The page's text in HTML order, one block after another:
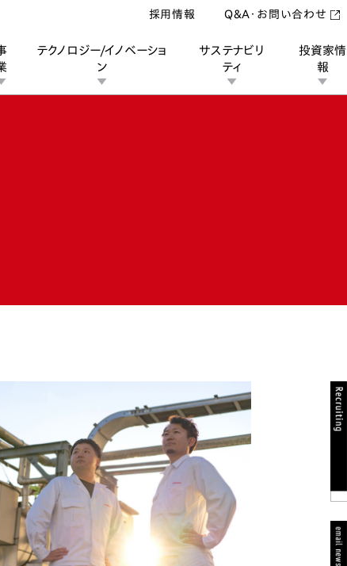
テクノロジー/イノベーショ
ン
サステナビリ
ティ
投資家情
報
採用情報 Q&A・お問い合わせ